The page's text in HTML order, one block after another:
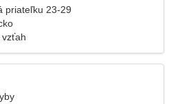
priateľku 23-29
vzťah